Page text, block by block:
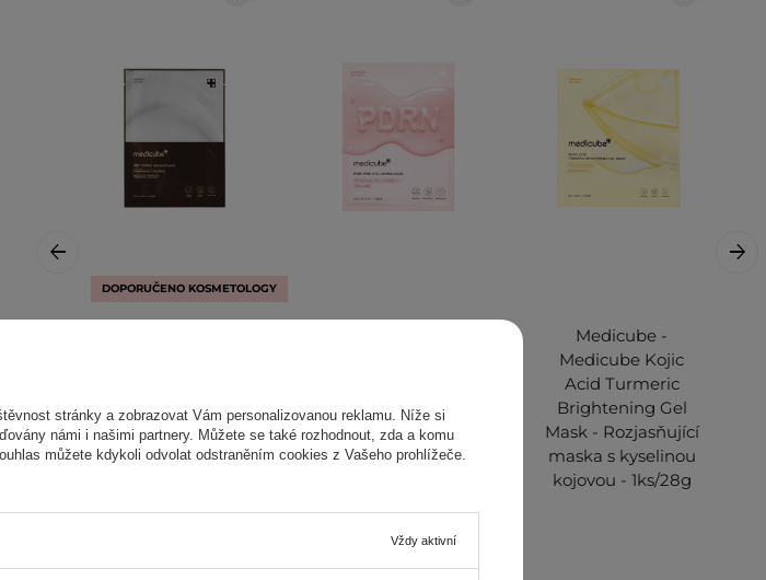
DOPORUČENO KOSMETOLOGY
pleťová maska v
plátýnku s peptidy
- 1ks/27ml
Regenerační
maska v plátýnku -
22 g
Medicube -
Medicube Kojic
Acid Turmeric
Brightening Gel
Mask - Rozjasňující
maska s kyselinou
kojovou - 1ks/28g
stránky a zobrazovat Vám personalizovanou reklamu. Níže si
námi i našimi partnery. Můžete se také rozhodnout, zda a komu
můžete kdykoli odvolat odstraněním cookies z Vašeho prohlížeče.
Vždy aktivní